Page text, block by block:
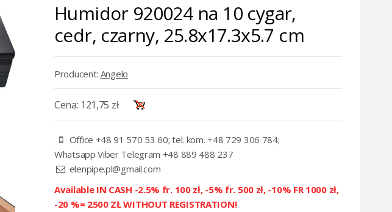
Humidor 920024 na 10 cygar,
cedr, czarny, 25.8x17.3x5.7 cm
Producent: Angelo
Cena: 121,75 zł
Office +48 91 570 53 60; tel. kom. +48 729 306 784;
Whatsapp Viber Telegram +48 889 488 237
elenpipe.pl@gmail.com
Available IN CASH -2.5% fr. 100 zł, -5% fr. 500 zł, -10% FR 1000 zł,
-20 %= 2500 ZŁ WITHOUT REGISTRATION!